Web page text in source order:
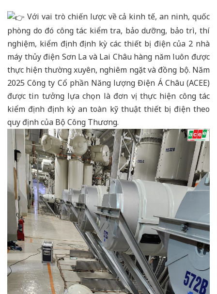
Với vai trò chiến lược về cả kinh tế, an ninh, quốc
phòng do đó công tác kiểm tra, bảo dưỡng, bảo trì, thí
nghiệm, kiểm định định kỳ các thiết bị điện của 2 nhà
máy thủy điện Sơn La và Lai Châu hàng năm luôn được
thực hiện thường xuyên, nghiêm ngặt và đồng bộ. Năm
2025 Công ty Cổ phần Năng lượng Điện Á Châu (ACEE)
được tin tưởng lựa chọn là đơn vị thực hiện công tác
kiểm định định kỳ an toàn kỹ thuật thiết bị điện theo
quy định của Bộ Công Thương.